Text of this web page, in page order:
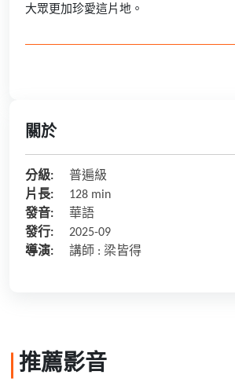
大眾更加珍愛這片地。
關於
分級:
普遍級
片長:
128 min
發音:
華語
發行:
2025-09
導演:
講師 : 梁皆得
推薦影音